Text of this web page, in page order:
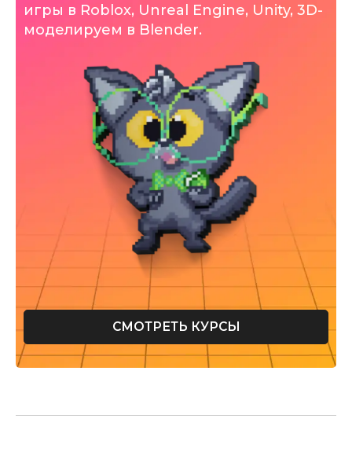
игры в Roblox, Unreal Engine, Unity, 3D-
моделируем в Blender.
СМОТРЕТЬ КУРСЫ